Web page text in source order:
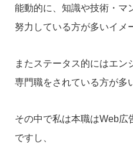
能動的に、知識や技術・マ
努力している方が多いイメ
またステータス的にはエン
専門職をされている方が多
その中で私は本職はWeb広
ですし、